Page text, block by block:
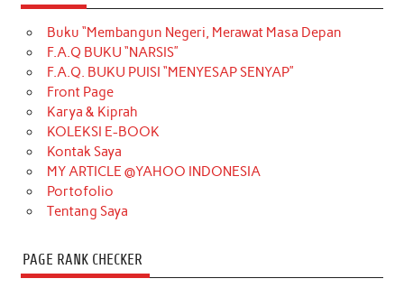
Buku “Membangun Negeri, Merawat Masa Depan
F.A.Q BUKU “NARSIS”
F.A.Q. BUKU PUISI “MENYESAP SENYAP”
Front Page
Karya & Kiprah
KOLEKSI E-BOOK
Kontak Saya
MY ARTICLE @YAHOO INDONESIA
Portofolio
Tentang Saya
PAGE RANK CHECKER